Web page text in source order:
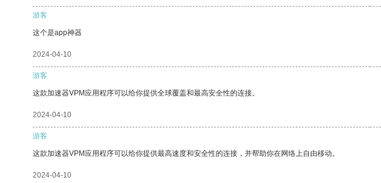
游客
这个是app神器
2024-04-10
游客
这款加速器VPM应用程序可以给你提供全球覆盖和最高安全性的连接。
2024-04-10
游客
这款加速器VPM应用程序可以给你提供最高速度和安全性的连接，并帮助你在网络上自由移动。
2024-04-10